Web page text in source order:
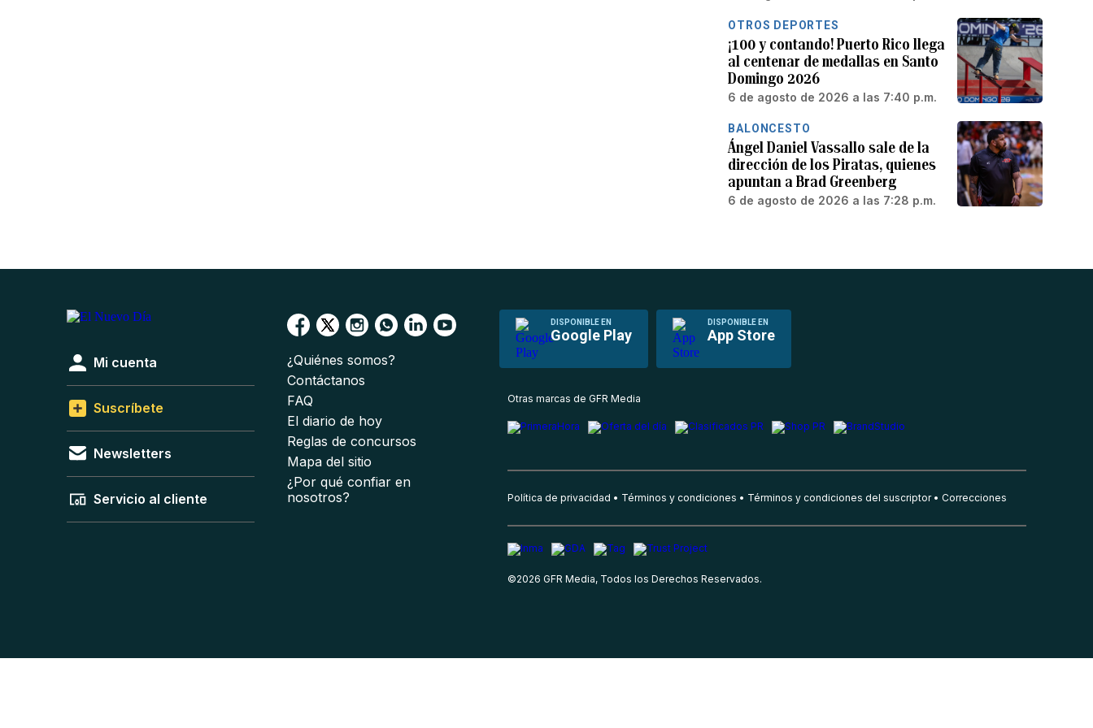
OTROS DEPORTES
¡100 y contando! Puerto Rico llega
al centenar de medallas en Santo
Domingo 2026
6 de agosto de 2026 a las 7:40 p.m.
BALONCESTO
Ángel Daniel Vassallo sale de la
dirección de los Piratas, quienes
apuntan a Brad Greenberg
6 de agosto de 2026 a las 7:28 p.m.
DISPONIBLE EN
Google Play
DISPONIBLE EN
App Store
Mi cuenta
Suscríbete
Newsletters
Servicio al cliente
¿Quiénes somos?
Contáctanos
FAQ
El diario de hoy
Reglas de concursos
Mapa del sitio
¿Por qué confiar en
nosotros?
Otras marcas de GFR Media
Política de privacidad Términos y condiciones Términos y condiciones del suscriptor Correcciones
©2026 GFR Media, Todos los Derechos Reservados.